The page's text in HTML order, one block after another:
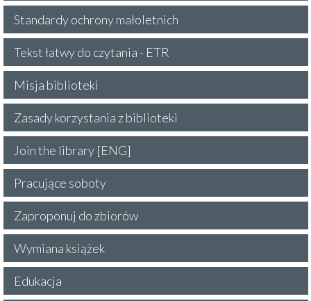
Standardy ochrony małoletnich
Tekst łatwy do czytania - ETR
Misja biblioteki
Zasady korzystania z biblioteki
Join the library [ENG]
Pracujące soboty
Zaproponuj do zbiorów
Wymiana książek
Edukacja